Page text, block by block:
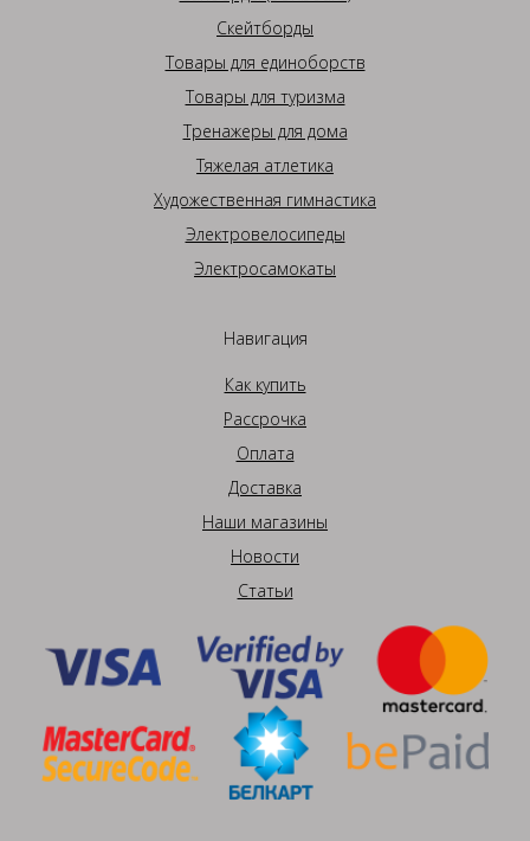
Скейтборды
Товары для единоборств
Товары для туризма
Тренажеры для дома
Тяжелая атлетика
Художественная гимнастика
Электровелосипеды
Электросамокаты
Навигация
Как купить
Рассрочка
Оплата
Доставка
Наши магазины
Новости
Статьи